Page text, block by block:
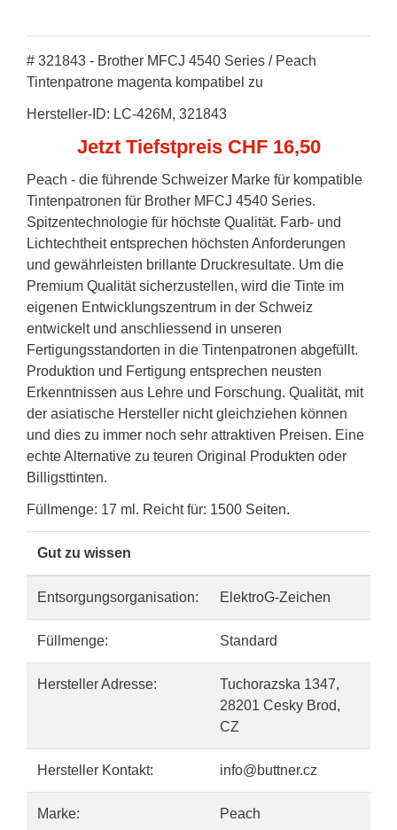
# 321843 - Brother MFCJ 4540 Series / Peach
Tintenpatrone magenta kompatibel zu
Hersteller-ID: LC-426M, 321843
Jetzt Tiefstpreis CHF 16,50
Peach - die führende Schweizer Marke für kompatible
Tintenpatronen für Brother MFCJ 4540 Series.
Spitzentechnologie für höchste Qualität. Farb- und
Lichtechtheit entsprechen höchsten Anforderungen
und gewährleisten brillante Druckresultate. Um die
Premium Qualität sicherzustellen, wird die Tinte im
eigenen Entwicklungszentrum in der Schweiz
entwickelt und anschliessend in unseren
Fertigungsstandorten in die Tintenpatronen abgefüllt.
Produktion und Fertigung entsprechen neusten
Erkenntnissen aus Lehre und Forschung. Qualität, mit
der asiatische Hersteller nicht gleichziehen können
und dies zu immer noch sehr attraktiven Preisen. Eine
echte Alternative zu teuren Original Produkten oder
Billigsttinten.
Füllmenge: 17 ml. Reicht für: 1500 Seiten.
Gut zu wissen
Entsorgungsorganisation: ElektroG-Zeichen
Füllmenge: Standard
Hersteller Adresse:
Tuchorazska 1347,
28201 Cesky Brod,
CZ
Hersteller Kontakt: info@buttner.cz
Marke: Peach